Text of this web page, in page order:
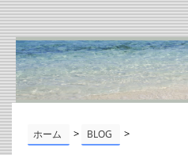
ホーム > BLOG >